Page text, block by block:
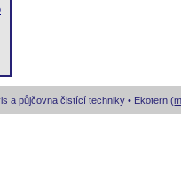
a půjčovna čistící techniky • Ekotern (